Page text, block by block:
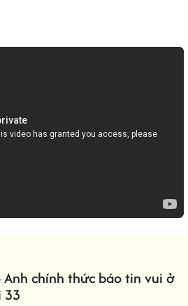
Anh chính thức báo tin vui ở
33